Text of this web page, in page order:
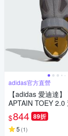
adidas官方直營
【adidas 愛迪達
APTAIN TOEY 2.0
拖鞋 乾爽 童鞋
$844 89折
5 (1)